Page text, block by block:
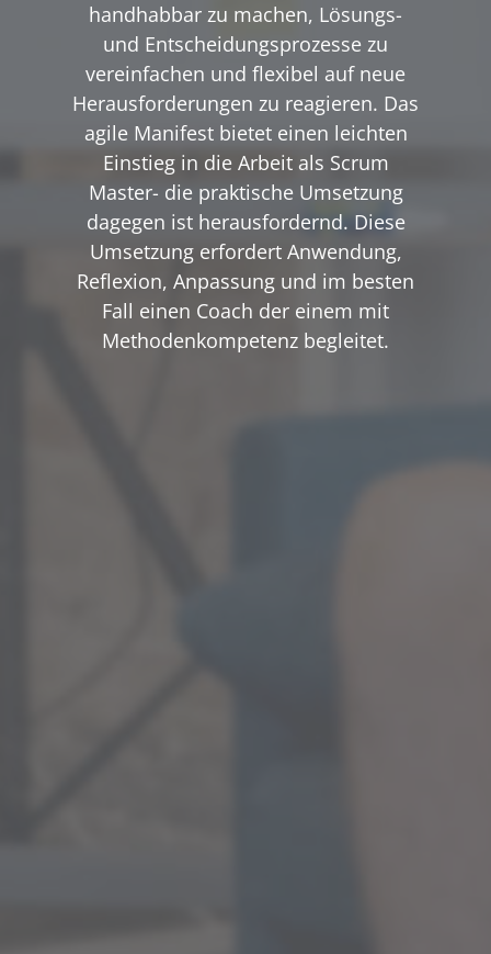
handhabbar zu machen, Lösungs-
und Entscheidungsprozesse zu
vereinfachen und flexibel auf neue
Herausforderungen zu reagieren. Das
agile Manifest bietet einen leichten
Einstieg in die Arbeit als Scrum
Master- die praktische Umsetzung
dagegen ist herausfordernd. Diese
Umsetzung erfordert Anwendung,
Reflexion, Anpassung und im besten
Fall einen Coach der einem mit
Methodenkompetenz begleitet.